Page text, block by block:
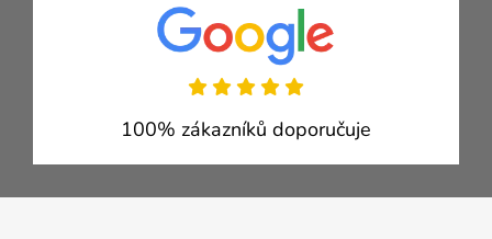
100% zákazníků doporučuje